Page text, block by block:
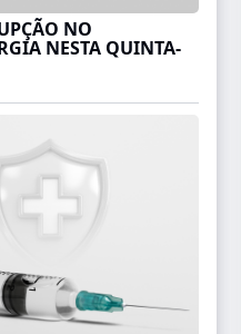
NO
NESTA QUINTA-